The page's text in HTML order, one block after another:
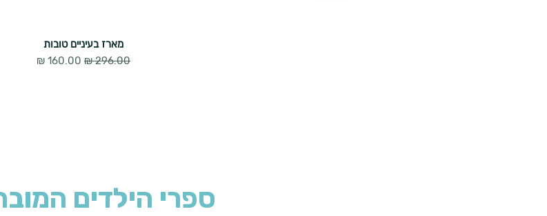
מארז בעיניים טובות
מחיר רגיל
מחיר מבצע
ספרי הילדים